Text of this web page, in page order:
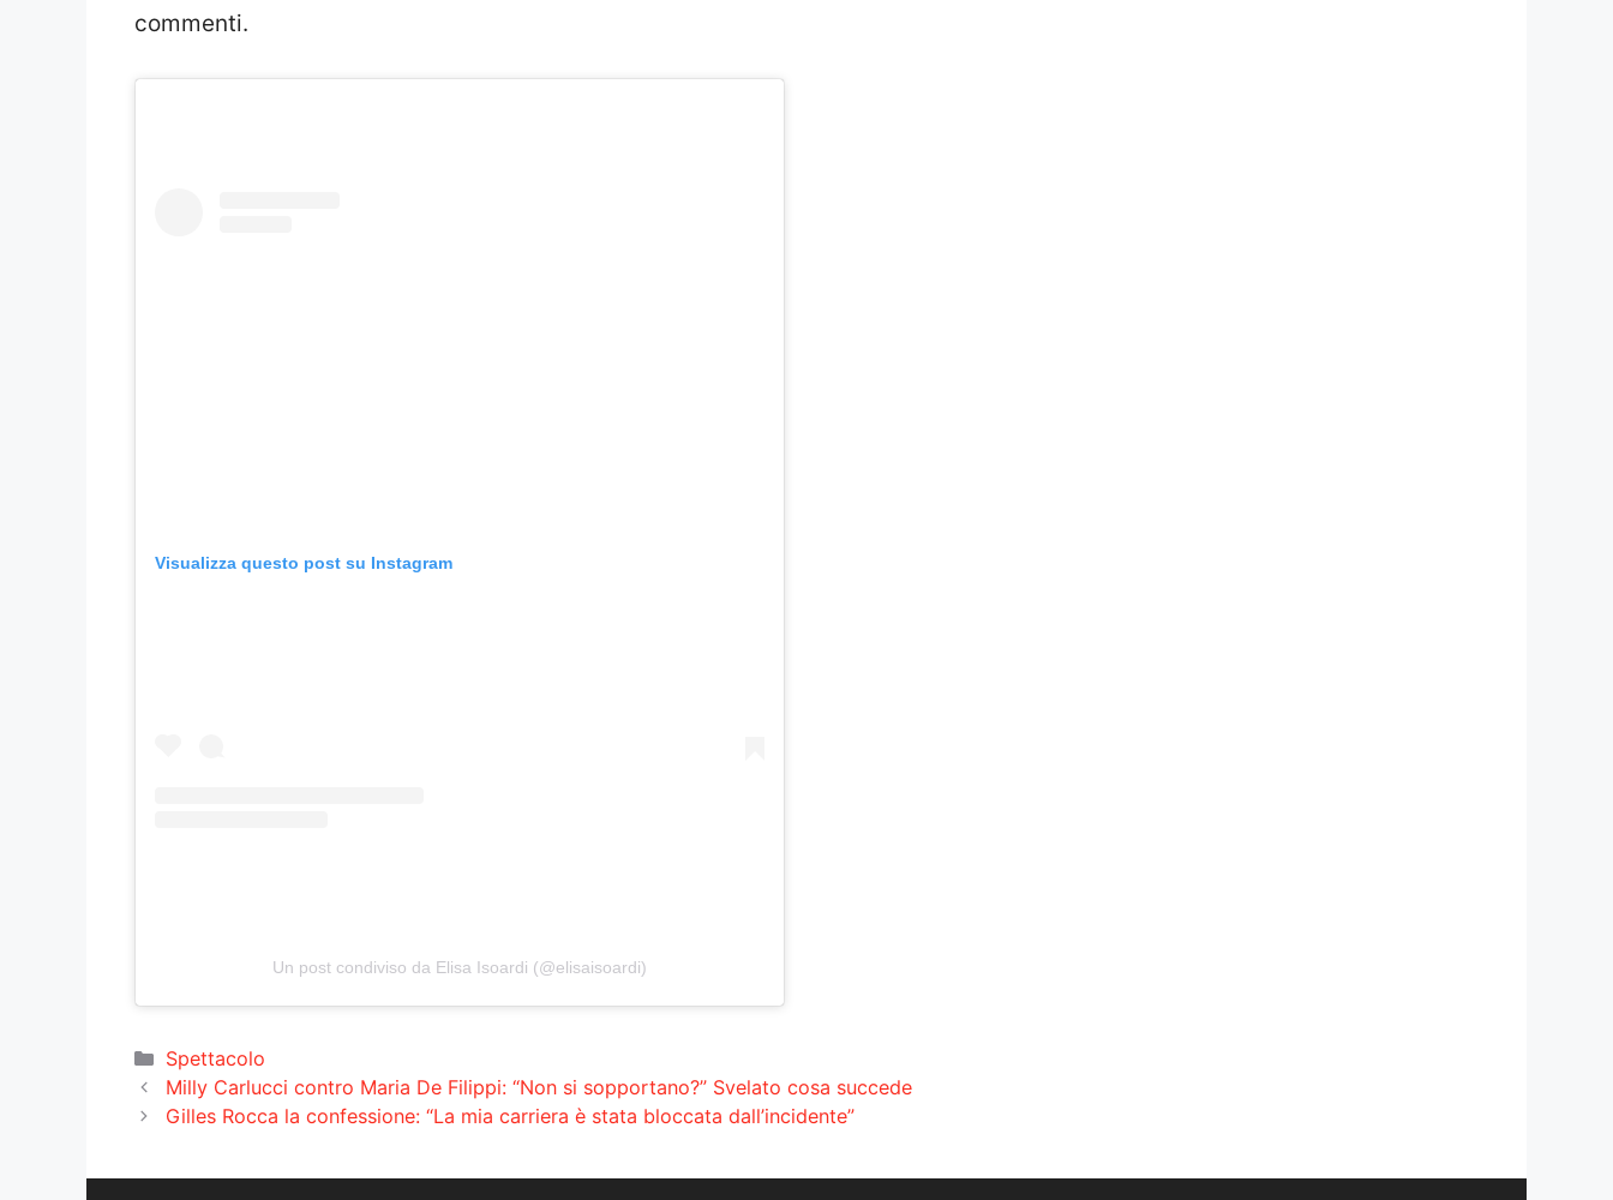
commenti.
Visualizza questo post su Instagram
Un post condiviso da Elisa Isoardi (@elisaisoardi)
Categorie
Spettacolo
Milly Carlucci contro Maria De Filippi: “Non si sopportano?” Svelato cosa succede
Gilles Rocca la confessione: “La mia carriera è stata bloccata dall’incidente”